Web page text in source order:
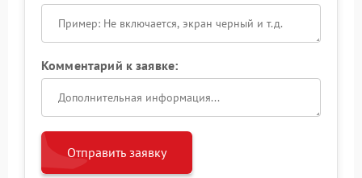
Комментарий к заявке:
Отправить заявку